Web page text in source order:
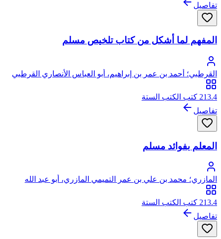
تفاصيل
المفهم لما أشكل من كتاب تلخيص مسلم
القرطبي؛ أحمد بن عمر بن إبراهيم، أبو العباس الأنصاري القرطبي
213.4 كتب الكتب الستة
تفاصيل
المعلم بفوائد مسلم
المازري؛ محمد بن علي بن عمر التميمي المازري، أبو عبد الله
213.4 كتب الكتب الستة
تفاصيل